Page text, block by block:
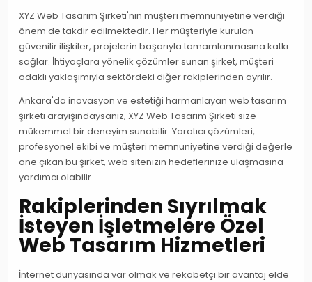
XYZ Web Tasarım Şirketi'nin müşteri memnuniyetine verdiği
önem de takdir edilmektedir. Her müşteriyle kurulan
güvenilir ilişkiler, projelerin başarıyla tamamlanmasına katkı
sağlar. İhtiyaçlara yönelik çözümler sunan şirket, müşteri
odaklı yaklaşımıyla sektördeki diğer rakiplerinden ayrılır.
Ankara'da inovasyon ve estetiği harmanlayan web tasarım
şirketi arayışındaysanız, XYZ Web Tasarım Şirketi size
mükemmel bir deneyim sunabilir. Yaratıcı çözümleri,
profesyonel ekibi ve müşteri memnuniyetine verdiği değerle
öne çıkan bu şirket, web sitenizin hedeflerinize ulaşmasına
yardımcı olabilir.
Rakiplerinden Sıyrılmak
İsteyen İşletmelere Özel
Web Tasarım Hizmetleri
İnternet dünyasında var olmak ve rekabetçi bir avantaj elde